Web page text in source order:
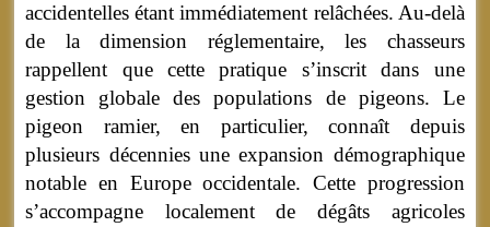
accidentelles étant immédiatement relâchées. Au-delà
de la dimension réglementaire, les chasseurs
rappellent que cette pratique s’inscrit dans une
gestion globale des populations de pigeons. Le
pigeon ramier, en particulier, connaît depuis
plusieurs décennies une expansion démographique
notable en Europe occidentale. Cette progression
s’accompagne localement de dégâts agricoles